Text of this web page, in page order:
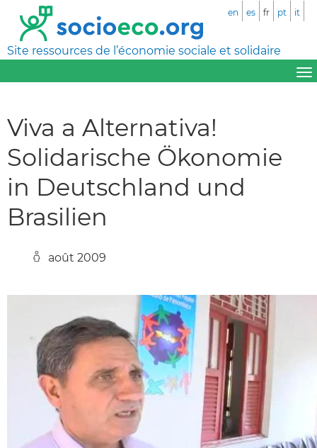
Site ressources de l’économie sociale et solidaire
en es fr pt it
Viva a Alternativa!
Solidarische Ökonomie
in Deutschland und
Brasilien
août 2009